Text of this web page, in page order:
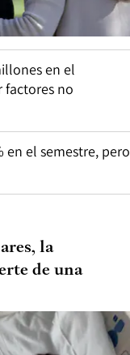
en el
no
en el semestre, pero
la
de una